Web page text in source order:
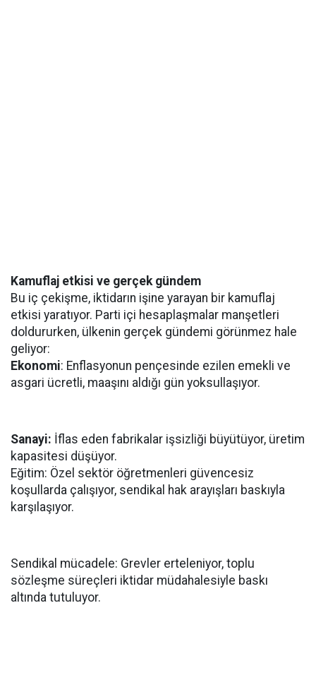
Kamuflaj etkisi ve gerçek gündem
Bu iç çekişme, iktidarın işine yarayan bir kamuflaj
etkisi yaratıyor. Parti içi hesaplaşmalar manşetleri
doldururken, ülkenin gerçek gündemi görünmez hale
geliyor:
Ekonomi: Enflasyonun pençesinde ezilen emekli ve
asgari ücretli, maaşını aldığı gün yoksullaşıyor.
Sanayi: İflas eden fabrikalar işsizliği büyütüyor, üretim
kapasitesi düşüyor.
Eğitim: Özel sektör öğretmenleri güvencesiz
koşullarda çalışıyor, sendikal hak arayışları baskıyla
karşılaşıyor.
Sendikal mücadele: Grevler erteleniyor, toplu
sözleşme süreçleri iktidar müdahalesiyle baskı
altında tutuluyor.